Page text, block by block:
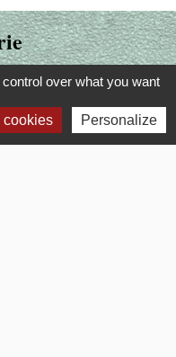
- FRANCE
12
over what you want
cookies Personalize